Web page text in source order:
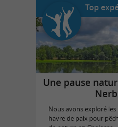
Top
Une pause
Nous avons exploré les
havre de paix pour